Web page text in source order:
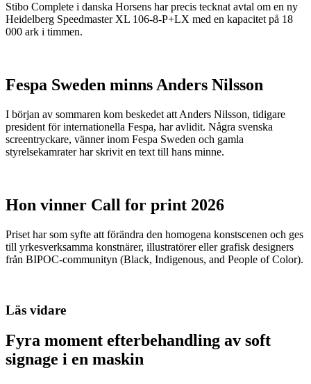
Stibo Complete i danska Horsens har precis tecknat avtal om en ny
Heidelberg Speedmaster XL 106-8-P+LX med en kapacitet på 18
000 ark i timmen.
Fespa Sweden minns Anders Nilsson
I början av sommaren kom beskedet att Anders Nilsson, tidigare
president för internationella Fespa, har avlidit. Några svenska
screentryckare, vänner inom Fespa Sweden och gamla
styrelsekamrater har skrivit en text till hans minne.
Hon vinner Call for print 2026
Priset har som syfte att förändra den homogena konstscenen och ges
till yrkesverksamma konstnärer, illustratörer eller grafisk designers
från BIPOC-communityn (Black, Indigenous, and People of Color).
Läs vidare
Fyra moment efterbehandling av soft
signage i en maskin